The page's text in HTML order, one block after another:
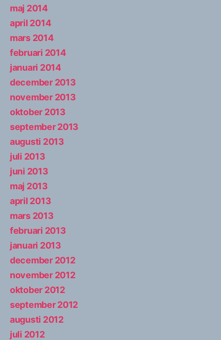
maj 2014
april 2014
mars 2014
februari 2014
januari 2014
december 2013
november 2013
oktober 2013
september 2013
augusti 2013
juli 2013
juni 2013
maj 2013
april 2013
mars 2013
februari 2013
januari 2013
december 2012
november 2012
oktober 2012
september 2012
augusti 2012
juli 2012